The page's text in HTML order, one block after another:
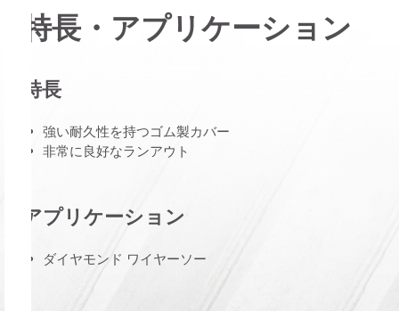
特長・アプリケーション
特長
強い耐久性を持つゴム製カバー
非常に良好なランアウト
アプリケーション
ダイヤモンド ワイヤーソー